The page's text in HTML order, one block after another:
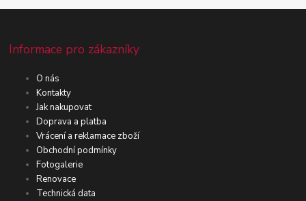
Informace pro zákazníky
O nás
Kontakty
Jak nakupovat
Doprava a platba
Vrácení a reklamace zboží
Obchodní podmínky
Fotogalerie
Renovace
Technická data